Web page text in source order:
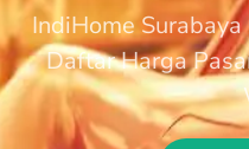
IndiHome
Daftar Harga